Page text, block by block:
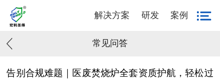
解决方案 研发 案例
常见问答
告别合规难题｜医废焚烧炉全套资质护航，轻松过